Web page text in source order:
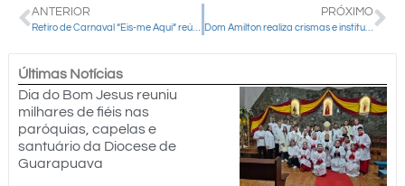
ANTERIOR PRÓXIMO
Dom Amilton realiza crismas e institui Ministros da Esperança no Decanato Pitanga
Últimas Notícias
Dia do Bom Jesus reuniu
milhares de fiéis nas
paróquias, capelas e
santuário da Diocese de
Guarapuava